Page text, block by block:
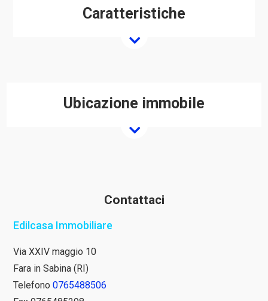
Caratteristiche
Ubicazione immobile
Contattaci
Edilcasa Immobiliare
Via XXIV maggio 10
Fara in Sabina (RI)
Telefono 0765488506